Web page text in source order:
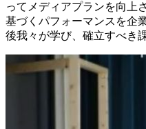
ってメディアプランを向上
基づくパフォーマンスを企
後我々が学び、確立すべき